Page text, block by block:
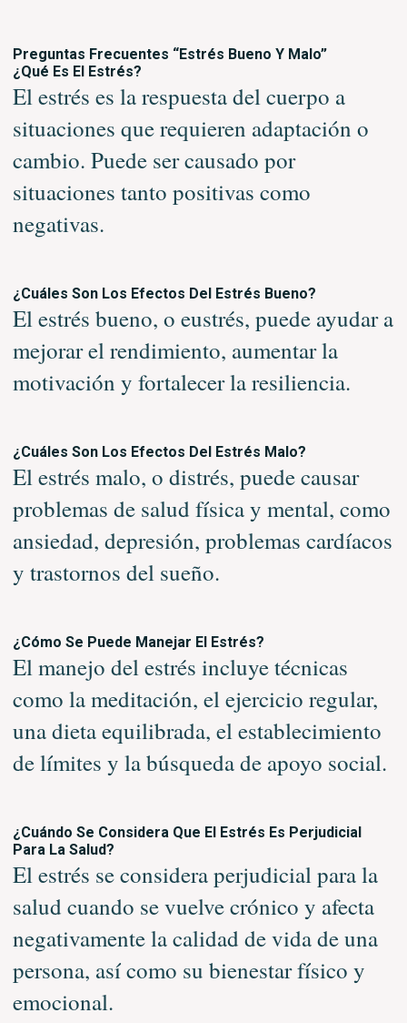
Preguntas Frecuentes “Estrés Bueno Y Malo”
¿Qué Es El Estrés?
El estrés es la respuesta del cuerpo a
situaciones que requieren adaptación o
cambio. Puede ser causado por
situaciones tanto positivas como
negativas.
¿Cuáles Son Los Efectos Del Estrés Bueno?
El estrés bueno, o eustrés, puede ayudar a
mejorar el rendimiento, aumentar la
motivación y fortalecer la resiliencia.
¿Cuáles Son Los Efectos Del Estrés Malo?
El estrés malo, o distrés, puede causar
problemas de salud física y mental, como
ansiedad, depresión, problemas cardíacos
y trastornos del sueño.
¿Cómo Se Puede Manejar El Estrés?
El manejo del estrés incluye técnicas
como la meditación, el ejercicio regular,
una dieta equilibrada, el establecimiento
de límites y la búsqueda de apoyo social.
¿Cuándo Se Considera Que El Estrés Es Perjudicial
Para La Salud?
El estrés se considera perjudicial para la
salud cuando se vuelve crónico y afecta
negativamente la calidad de vida de una
persona, así como su bienestar físico y
emocional.